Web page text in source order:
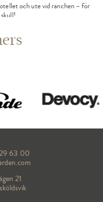
och ute vid ranchen – för
63 00
21